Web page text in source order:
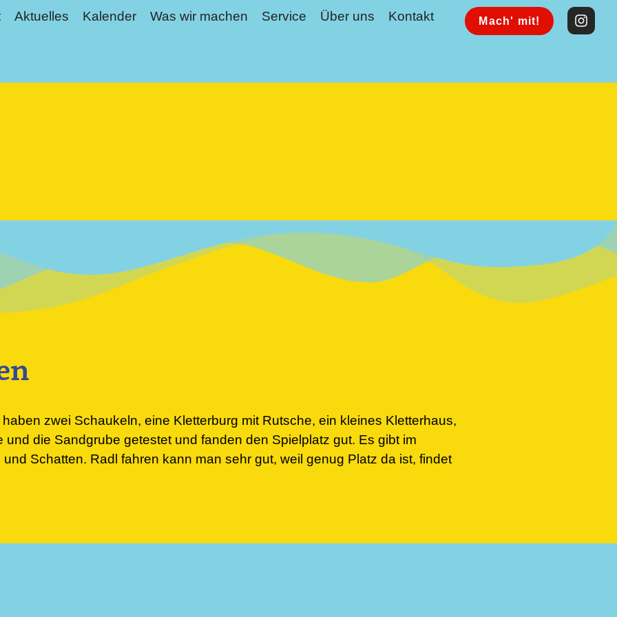
Aktuelles Kalender Was wir machen Service Über uns Kontakt Mach' mit!
zwei Schaukeln, eine Kletterburg mit Rutsche, ein kleines Kletterhaus,
die Sandgrube getestet und fanden den Spielplatz gut. Es gibt im
Schatten. Radl fahren kann man sehr gut, weil genug Platz da ist, findet